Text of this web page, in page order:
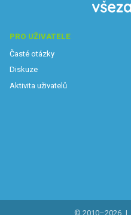
PRO UŽIVATELE
Časté otázky
Diskuze
Aktivita uživatelů
© 2010–2026 |